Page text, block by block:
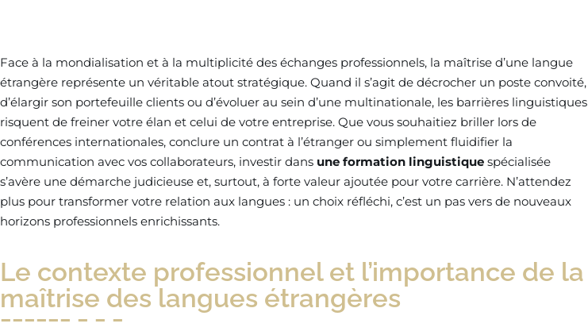
Face à la mondialisation et à la multiplicité des échanges professionnels, la maîtrise d’une langue
étrangère représente un véritable atout stratégique. Quand il s’agit de décrocher un poste convoité,
d’élargir son portefeuille clients ou d’évoluer au sein d’une multinationale, les barrières linguistiques
risquent de freiner votre élan et celui de votre entreprise. Que vous souhaitiez briller lors de
conférences internationales, conclure un contrat à l’étranger ou simplement fluidifier la
communication avec vos collaborateurs, investir dans une formation linguistique spécialisée
s’avère une démarche judicieuse et, surtout, à forte valeur ajoutée pour votre carrière. N’attendez
plus pour transformer votre relation aux langues : un choix réfléchi, c’est un pas vers de nouveaux
horizons professionnels enrichissants.
Le contexte professionnel et l’importance de la
maîtrise des langues étrangères